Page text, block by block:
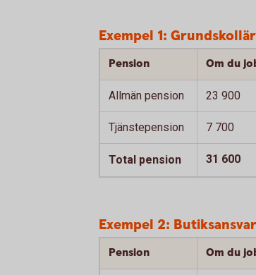
Exempel 1:
Pension Om du
Allmän pension 23 900
Tjänstepension 7 700
Total pension 31 600
Exempel 2:
Pension Om du